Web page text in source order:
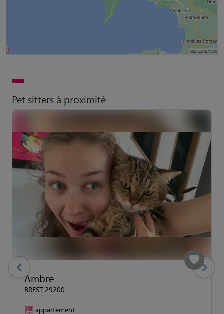
Pet sitters à proximité
Ambre
BREST 29200
appartement
previous Suivant